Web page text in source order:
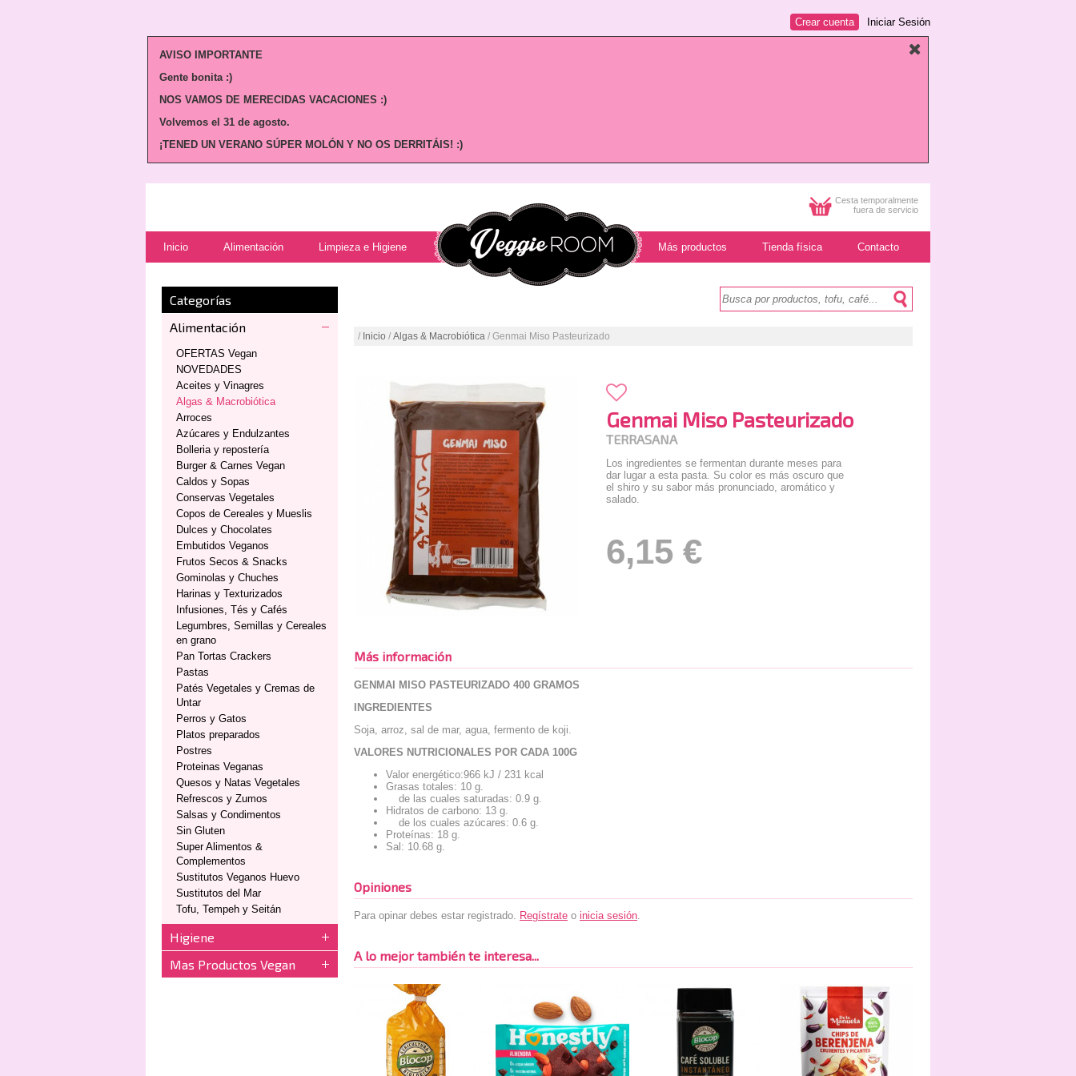
Iniciar Sesión
Crear cuenta
AVISO IMPORTANTE
Gente bonita :)
NOS VAMOS DE MERECIDAS VACACIONES :)
Volvemos el 31 de agosto.
¡TENED UN VERANO SÚPER MOLÓN Y NO OS DERRITÁIS! :)
Cesta temporalmente
fuera de servicio
Inicio Alimentación Limpieza e Higiene Más productos Tienda física Contacto
Categorías
Alimentación
OFERTAS Vegan
NOVEDADES
Aceites y Vinagres
Algas & Macrobiótica
Arroces
Azúcares y Endulzantes
Bolleria y repostería
Burger & Carnes Vegan
Caldos y Sopas
Conservas Vegetales
Copos de Cereales y Mueslis
Dulces y Chocolates
Embutidos Veganos
Frutos Secos & Snacks
Gominolas y Chuches
Harinas y Texturizados
Infusiones, Tés y Cafés
Legumbres, Semillas y Cereales
en grano
Pan Tortas Crackers
Pastas
Patés Vegetales y Cremas de
Untar
Perros y Gatos
Platos preparados
Postres
Proteinas Veganas
Quesos y Natas Vegetales
Refrescos y Zumos
Salsas y Condimentos
Sin Gluten
Super Alimentos &
Complementos
Sustitutos Veganos Huevo
Sustitutos del Mar
Tofu, Tempeh y Seitán
Higiene
Mas Productos Vegan
/ Inicio / Algas & Macrobiótica / Genmai Miso Pasteurizado
Genmai Miso Pasteurizado
TERRASANA
Los ingredientes se fermentan durante meses para
dar lugar a esta pasta. Su color es más oscuro que
el shiro y su sabor más pronunciado, aromático y
salado.
6,15 €
Más información
GENMAI MISO PASTEURIZADO 400 GRAMOS
INGREDIENTES
Soja, arroz, sal de mar, agua, fermento de koji.
VALORES NUTRICIONALES POR CADA 100G
Valor energético:966 kJ / 231 kcal
Grasas totales: 10 g.
de las cuales saturadas: 0.9 g.
Hidratos de carbono: 13 g.
de los cuales azúcares: 0.6 g.
Proteínas: 18 g.
Sal: 10.68 g.
Opiniones
Para opinar debes estar registrado. Regístrate o inicia sesión.
A lo mejor también te interesa...